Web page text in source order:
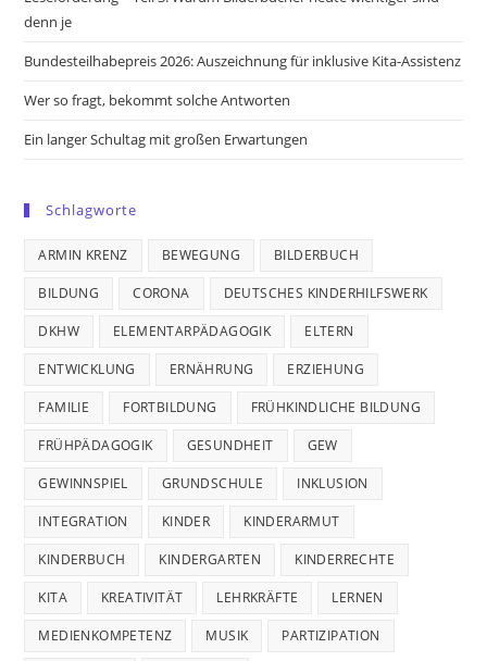
denn je
Bundesteilhabepreis 2026: Auszeichnung für inklusive Kita-Assistenz
Wer so fragt, bekommt solche Antworten
Ein langer Schultag mit großen Erwartungen
Schlagworte
ARMIN KRENZ BEWEGUNG BILDERBUCH
BILDUNG CORONA DEUTSCHES KINDERHILFSWERK
DKHW ELEMENTARPÄDAGOGIK ELTERN
ENTWICKLUNG ERNÄHRUNG ERZIEHUNG
FAMILIE FORTBILDUNG FRÜHKINDLICHE BILDUNG
FRÜHPÄDAGOGIK GESUNDHEIT GEW
GEWINNSPIEL GRUNDSCHULE INKLUSION
INTEGRATION KINDER KINDERARMUT
KINDERBUCH KINDERGARTEN KINDERRECHTE
KITA KREATIVITÄT LEHRKRÄFTE LERNEN
MEDIENKOMPETENZ MUSIK PARTIZIPATION